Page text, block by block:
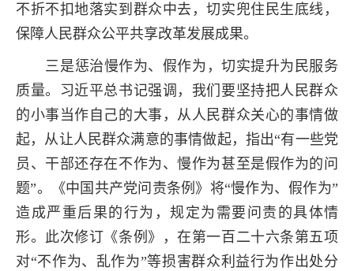
不折不扣地落实到群众中去，切实兜住民生底线，
保障人民群众公平共享改革发展成果。
三是惩治慢作为、假作为，切实提升为民服务
质量。习近平总书记强调，我们要坚持把人民群众
的小事当作自己的大事，从人民群众关心的事情做
起，从让人民群众满意的事情做起，指出“有一些党
员、干部还存在不作为、慢作为甚至是假作为的问
题”。《中国共产党问责条例》将“慢作为、假作为”
造成严重后果的行为，规定为需要问责的具体情
形。此次修订《条例》，在第一百二十六条第五项
对“不作为、乱作为”等损害群众利益行为作出处分